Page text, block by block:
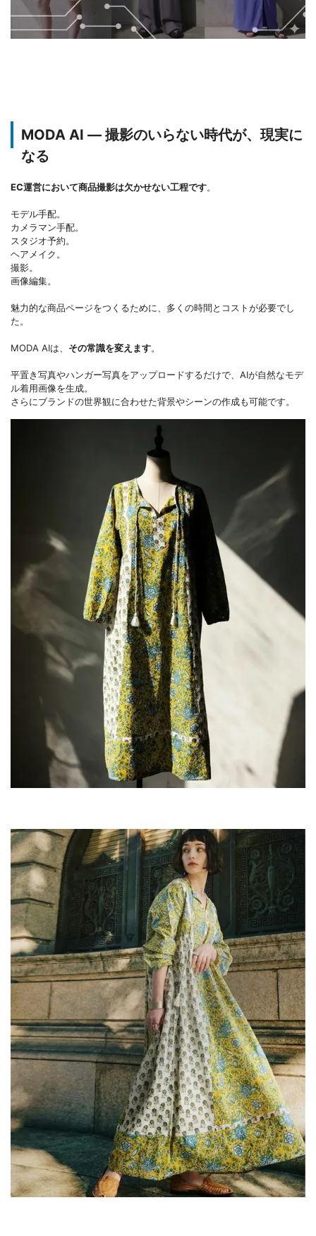
MODA AI ― 撮影のいらない時代が、現実に
なる
EC運営において商品撮影は欠かせない工程です。
モデル手配。
カメラマン手配。
スタジオ予約。
ヘアメイク。
撮影。
画像編集。
魅力的な商品ページをつくるために、多くの時間とコストが必要でし
た。
MODA AIは、 その常識を変えます。
平置き写真やハンガー写真をアップロードするだけで、AIが自然なモデ
ル着用画像を生成。
さらにブランドの世界観に合わせた背景やシーンの作成も可能です。